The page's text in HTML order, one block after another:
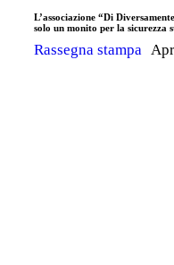
L’associazione “Di
solo un monito per la sicurezza
Rassegna stampa